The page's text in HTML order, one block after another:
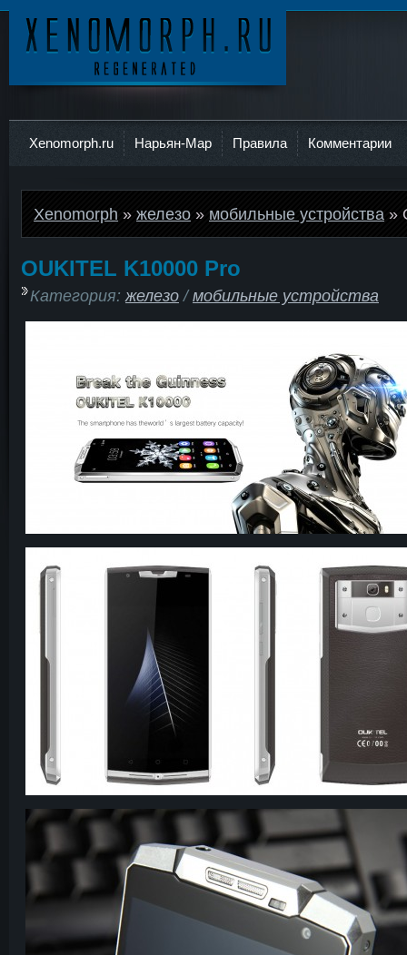
Xenomorph.ru Нарьян-Мар Правила Комментарии
Xenomorph » железо » мобильные устройства »
OUKITEL K10000 Pro
Категория: железо/мобильные устройства